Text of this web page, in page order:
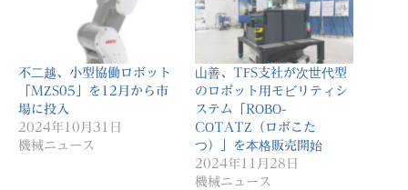
不二越、小型協働ロボット
「MZS05」を12月から市
場に投入
2024年10月31日
機械ニュース
山善、TFS支社が次世代型
のロボット用モビリティシ
ステム「ROBO-
COTATZ（ロボこた
つ）」を本格販売開始
2024年11月28日
機械ニュース